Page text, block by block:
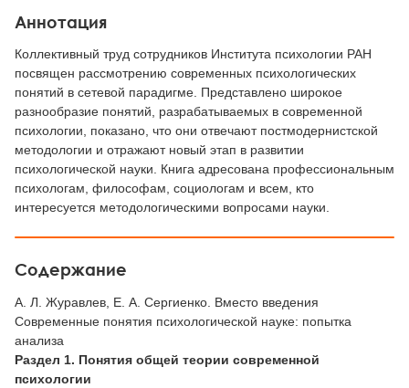
Аннотация
Коллективный труд сотрудников Института психологии РАН
посвящен рассмотрению современных психологических
понятий в сетевой парадигме. Представлено широкое
разнообразие понятий, разрабатываемых в современной
психологии, показано, что они отвечают постмодернистской
методологии и отражают новый этап в развитии
психологической науки. Книга адресована профессиональным
психологам, философам, социологам и всем, кто
интересуется методологическими вопросами науки.
Содержание
А. Л. Журавлев, Е. А. Сергиенко. Вместо введения
Современные понятия психологической науке: попытка
анализа
Раздел 1. Понятия общей теории современной
психологии